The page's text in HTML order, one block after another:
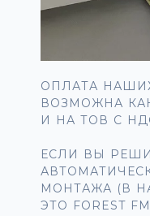
ОПЛАТА
ВОЗМОЖНА
И НА ТОВ С
ЕСЛИ ВЫ
МОНТАЖА (В
ЭТО FOREST